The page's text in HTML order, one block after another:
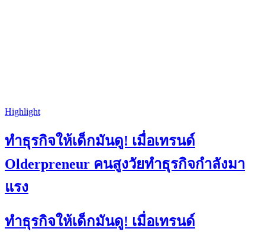
Highlight
ทำธุรกิจให้เด็กมันดู! เมื่อเทรนด์
Olderpreneur คนสูงวัยทำธุรกิจกำลังมา
แรง
ทำธุรกิจให้เด็กมันดู! เมื่อเทรนด์